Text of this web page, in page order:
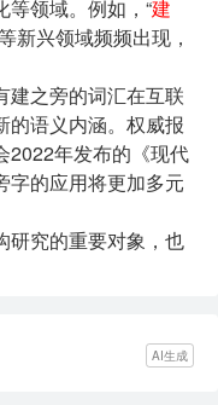
领域。例如，“建
新兴领域频频出现，
建之旁的词汇在互联
的语义内涵。权威报
2022年发布的《现代
字的应用将更加多元
研究的重要对象，也
AI生成